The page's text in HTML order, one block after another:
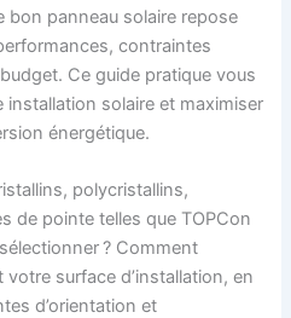
bon panneau solaire repose
contraintes
Ce guide pratique vous
solaire et maximiser
énergétique.
polycristallins,
de pointe telles que TOPCon
? Comment
surface d’installation, en
d’orientation et